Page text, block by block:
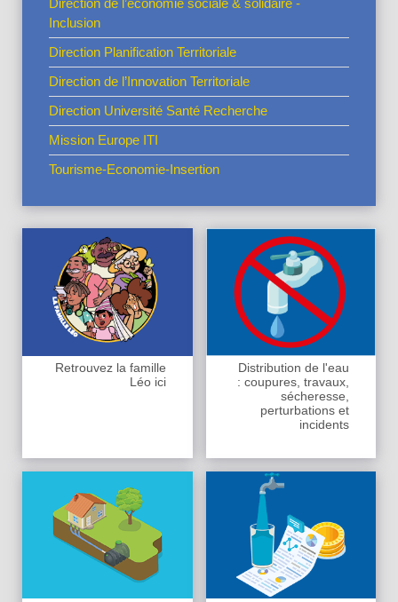
Direction de l’économie sociale & solidaire -
Inclusion
Direction Planification Territoriale
Direction de l’Innovation Territoriale
Direction Université Santé Recherche
Mission Europe ITI
Tourisme-Economie-Insertion
Retrouvez la famille
Léo ici
Distribution de l'eau
: coupures, travaux,
sécheresse,
perturbations et
incidents